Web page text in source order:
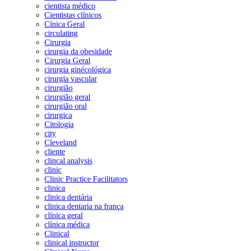
cientista médico
Cientistas clínicos
Cínica Geral
circulating
Cirurgia
cirurgia da obesidade
Cirurgia Geral
cirurgia ginécológica
cirurgia vascular
cirurgião
cirurgião geral
cirurgião oral
cirurgica
Citologia
city
Cleveland
cliente
clincal analysis
clinic
Clinic Practice Facilitators
clinica
clinica dentária
clinica dentaria na frança
clínica geral
clínica médica
Clinical
clinical instructor